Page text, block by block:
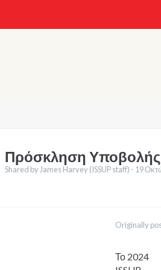
Πρόσκληση
Shared by James Harvey (ISSUP staff) - 19
Originally
Το 2024